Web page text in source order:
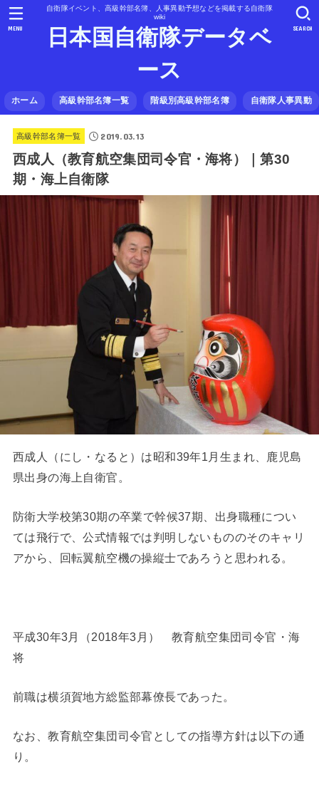
自衛隊イベント、高級幹部名簿、人事異動予想などを掲載する自衛隊
wiki
日本国自衛隊データベ
ース
ホーム 高級幹部名簿一覧 階級別高級幹部名簿 自衛隊人事異動
SEARCH
MENU
高級幹部名簿一覧 2019.03.13
西成人（教育航空集団司令官・海将）｜第30
期・海上自衛隊
西成人（にし・なると）は昭和39年1月生まれ、鹿児島
県出身の海上自衛官。
防衛大学校第30期の卒業で幹候37期、出身職種につい
ては飛行で、公式情報では判明しないもののそのキャリ
アから、回転翼航空機の操縦士であろうと思われる。
平成30年3月（2018年3月） 教育航空集団司令官・海
将
前職は横須賀地方総監部幕僚長であった。
なお、教育航空集団司令官としての指導方針は以下の通
り。